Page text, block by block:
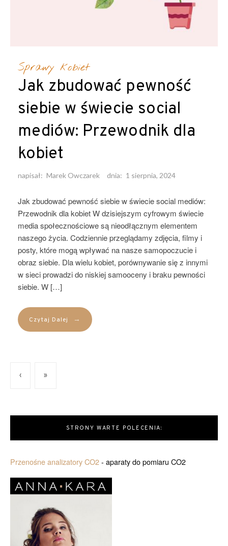
Sprawy kobiet
Jak zbudować pewność
siebie w świecie social
mediów: Przewodnik dla
kobiet
napisał: Marek Owczarek dnia: 1 sierpnia, 2024
Jak zbudować pewność siebie w świecie social mediów:
Przewodnik dla kobiet W dzisiejszym cyfrowym świecie
media społecznościowe są nieodłącznym elementem
naszego życia. Codziennie przeglądamy zdjęcia, filmy i
posty, które mogą wpływać na nasze samopoczucie i
obraz siebie. Dla wielu kobiet, porównywanie się z innymi
w sieci prowadzi do niskiej samooceny i braku pewności
siebie. W […]
Czytaj Dalej →
‹ »
STRONY WARTE POLECENIA:
Przenośne analizatory CO2- aparaty do pomiaru CO2